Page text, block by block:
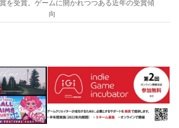
を受賞。ゲームに開かれつつある近年の受賞傾
向